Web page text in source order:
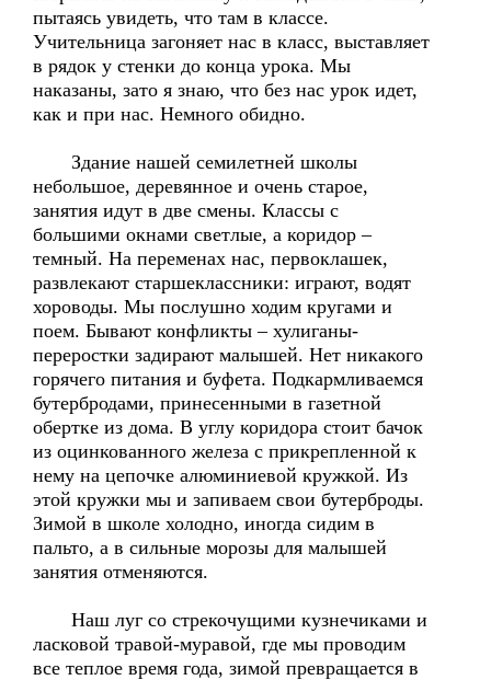
пытаясь увидеть, что там в классе.
Учительница загоняет нас в класс, выставляет
в рядок у стенки до конца урока. Мы
наказаны, зато я знаю, что без нас урок идет,
как и при нас. Немного обидно.
Здание нашей семилетней школы
небольшое, деревянное и очень старое,
занятия идут в две смены. Классы с
большими окнами светлые, а коридор –
темный. На переменах нас, первоклашек,
развлекают старшеклассники: играют, водят
хороводы. Мы послушно ходим кругами и
поем. Бывают конфликты – хулиганы-
переростки задирают малышей. Нет никакого
горячего питания и буфета. Подкармливаемся
бутербродами, принесенными в газетной
обертке из дома. В углу коридора стоит бачок
из оцинкованного железа с прикрепленной к
нему на цепочке алюминиевой кружкой. Из
этой кружки мы и запиваем свои бутерброды.
Зимой в школе холодно, иногда сидим в
пальто, а в сильные морозы для малышей
занятия отменяются.
Наш луг со стрекочущими кузнечиками и
ласковой травой-муравой, где мы проводим
все теплое время года, зимой превращается в